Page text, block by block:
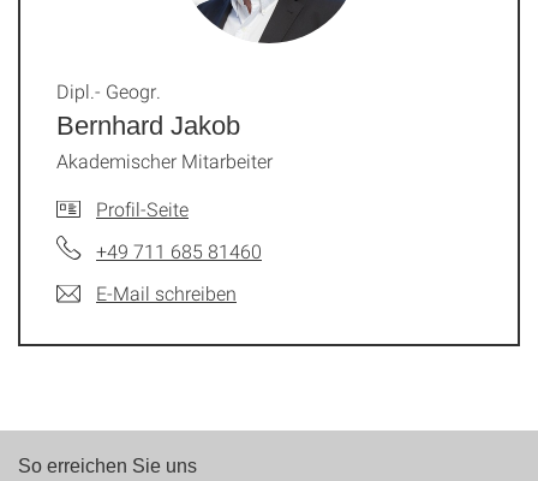
Bernhard Jakob
Dipl.- Geogr.
Akademischer Mitarbeiter
Profil-Seite
+49 711 685 81460
E-Mail schreiben
So erreichen Sie uns